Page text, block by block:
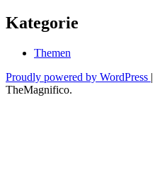
Kategorie
Themen
Proudly powered by WordPress |
TheMagnifico.